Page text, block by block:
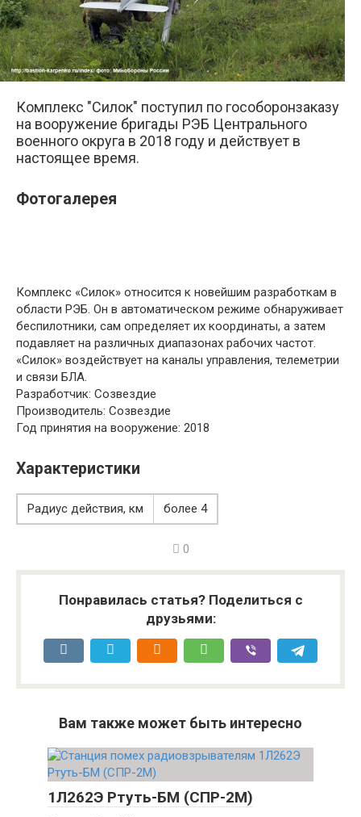
Комплекс "Силок" поступил по гособоронзаказу
на вооружение бригады РЭБ Центрального
военного округа в 2018 году и действует в
настоящее время.
Фотогалерея
Комплекс «Силок» относится к новейшим разработкам в
области РЭБ. Он в автоматическом режиме обнаруживает
беспилотники, сам определяет их координаты, а затем
подавляет на различных диапазонах рабочих частот.
«Силок» воздействует на каналы управления, телеметрии
и связи БЛА.
Разработчик: Созвездие
Производитель: Созвездие
Год принятия на вооружение: 2018
Характеристики
Радиус действия, км более 4
0
Понравилась статья? Поделиться с
друзьями:
Вам также может быть интересно
1Л262Э Ртуть-БМ (СПР-2М)